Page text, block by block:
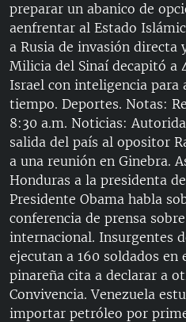
LA INVASIÓN DE RUSIA A
preparar un abanico de
aenfrentar al Estado
a Rusia de invasión directa
Milicia del Sinaí decapitó a
Israel con inteligencia para
tiempo. Deportes. Notas:
8:30 a.m. Noticias:
salida del país al opositor
a una reunión en Ginebra.
Honduras a la presidenta
Presidente Obama habla
conferencia de prensa
internacional. Insurgentes
ejecutan a 160 soldados en
pinareña cita a declarar a
Convivencia. Venezuela
importar petróleo por